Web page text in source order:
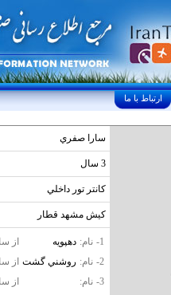
ارتباط با ما
سارا صفري
3 سال
کانتر تور داخلي
کيش مشهد قطار
1- نام: دهپويه از
2- نام: روشني گشت از
3- نام: از